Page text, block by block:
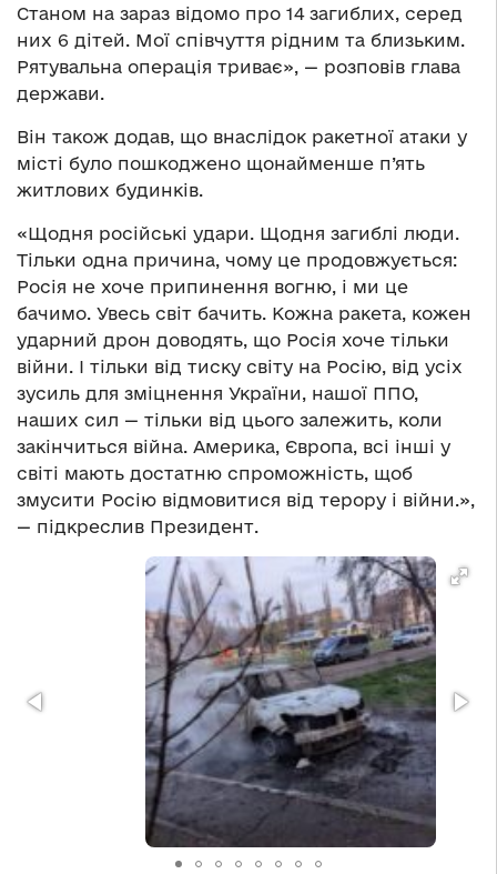
Станом на зараз відомо про 14 загиблих, серед
них 6 дітей. Мої співчуття рідним та близьким.
Рятувальна операція триває», — розповів глава
держави.
Він також додав, що внаслідок ракетної атаки у
місті було пошкоджено щонайменше п’ять
житлових будинків.
«Щодня російські удари. Щодня загиблі люди.
Тільки одна причина, чому це продовжується:
Росія не хоче припинення вогню, і ми це
бачимо. Увесь світ бачить. Кожна ракета, кожен
ударний дрон доводять, що Росія хоче тільки
війни. І тільки від тиску світу на Росію, від усіх
зусиль для зміцнення України, нашої ППО,
наших сил — тільки від цього залежить, коли
закінчиться війна. Америка, Європа, всі інші у
світі мають достатню спроможність, щоб
змусити Росію відмовитися від терору і війни.»,
— підкреслив Президент.